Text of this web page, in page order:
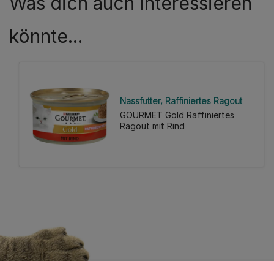
könnte...
Nassfutter Raffiniertes Ragout
GOURMET Gold Raffiniertes
Ragout mit Rind